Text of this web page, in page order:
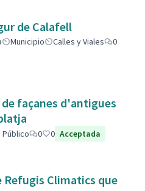
de Calafell
Municipio Calles y Viales
0
façanes d'antigues
Público 0 0 Acceptada
Refugis Climatics que